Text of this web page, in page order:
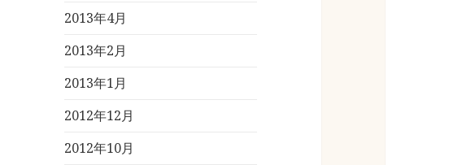
2013年4月
2013年2月
2013年1月
2012年12月
2012年10月